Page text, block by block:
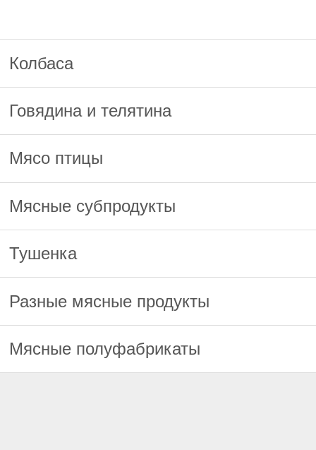
Колбаса
Говядина и телятина
Мясо птицы
Мясные субпродукты
Тушенка
Разные мясные продукты
Мясные полуфабрикаты